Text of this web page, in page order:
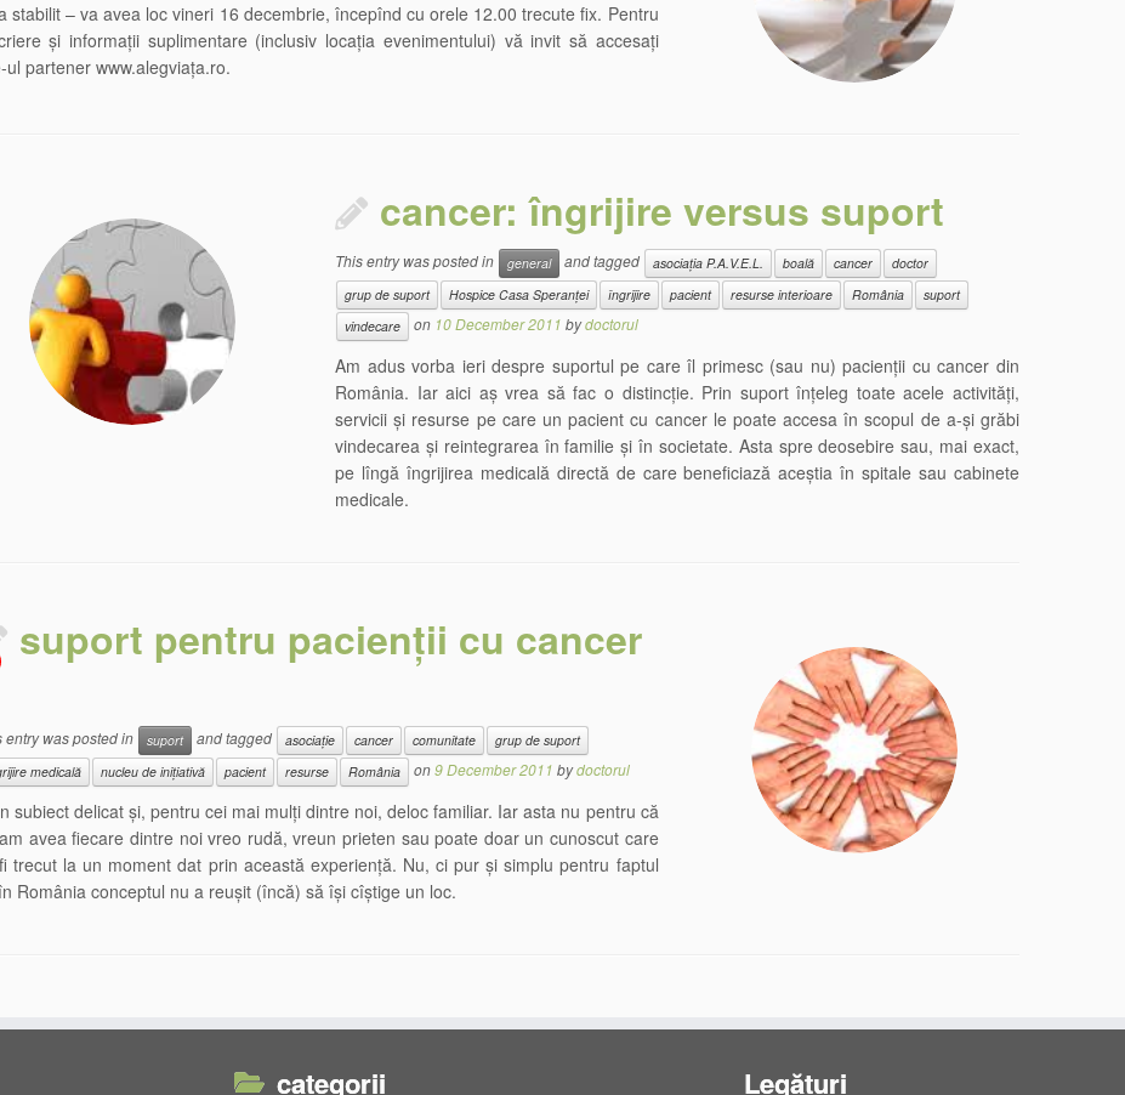
stabilit – va avea loc vineri 16 decembrie, începînd cu orele 12.00 trecute fix. Pentru
și informații suplimentare (inclusiv locația evenimentului) vă invit să accesați
ul partener www.alegviața.ro.
cancer: îngrijire versus suport
This entry was posted in general and tagged asociația P.A.V.E.L. boală cancer
doctor
grup de suport
Hospice Casa Speranței îngrijire pacient resurse interioare România
suport
vindecare
on 10 December 2011 bydoctorul
Am adus vorba ieri despre suportul pe care îl primesc (sau nu) pacienții cu cancer din
România. Iar aici aș vrea să fac o distincție. Prin suport înțeleg toate acele activități,
servicii și resurse pe care un pacient cu cancer le poate accesa în scopul de a-și grăbi
vindecarea și reintegrarea în familie și în societate. Asta spre deosebire sau, mai exact,
pe lîngă îngrijirea medicală directă de care beneficiază aceștia în spitale sau cabinete
medicale.
suport pentru pacienții cu cancer
entry was posted in suport and tagged asociație cancer comunitate
grup de suport
medicală
nucleu de inițiativă pacient resurse România on9 December 2011 bydoctorul
subiect delicat și, pentru cei mai mulți dintre noi, deloc familiar. Iar asta nu pentru că
avea fiecare dintre noi vreo rudă, vreun prieten sau poate doar un cunoscut care
trecut la un moment dat prin această experiență. Nu, ci pur și simplu pentru faptul
România conceptul nu a reușit (încă) să își cîștige un loc.
categorii Legături